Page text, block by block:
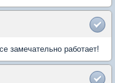
замечательно работает!